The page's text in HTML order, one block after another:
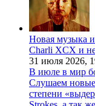
Новая музыка
Charli XCX и
31 июля 2026,
В июле в мир
Слушаем новые
степени